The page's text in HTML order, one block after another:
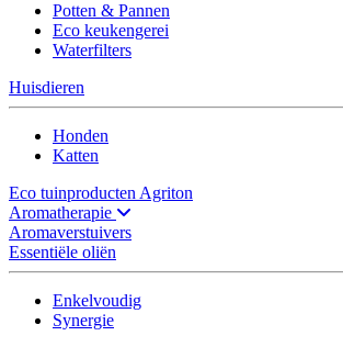
Potten & Pannen
Eco keukengerei
Waterfilters
Huisdieren
Honden
Katten
Eco tuinproducten Agriton
Aromatherapie
Aromaverstuivers
Essentiële oliën
Enkelvoudig
Synergie